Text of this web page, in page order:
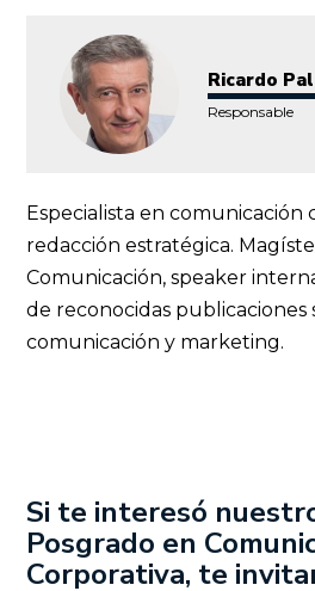
Ricardo
Responsable
Especialista en comunicación
redacción estratégica.
Comunicación, speaker
de reconocidas publicaciones
comunicación y marketing.
Si te interesó
Posgrado en
Corporativa, te